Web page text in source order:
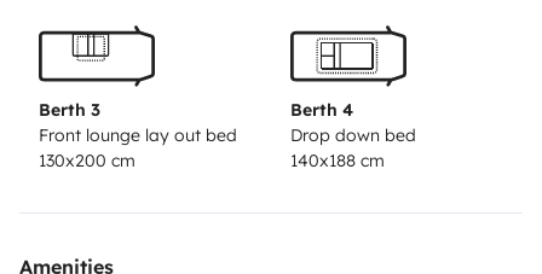
ist dieser Bereich auch für Erwachsene sehr gut
nutzbar.Auch sonst fehlt's nicht an Großzügigkeit. Die
Winkelküche hält neben dem Dreiflammenherd und
dem Spülbecken viel Stau- und Arbeitsfläche, sowie
Backofen bereit.Auch Waschraum und Duschkabine
Berth 3
Front lounge lay out bed
130x200 cm
Berth 4
Drop down bed
140x188 cm
Amenities